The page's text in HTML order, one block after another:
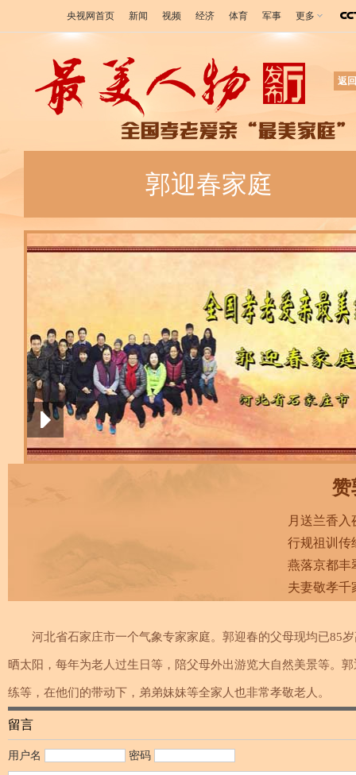
央视网首页 新闻 视频 经济 体育 军事 更多
返
郭迎春家庭
赞
月送兰香
行规祖训传
燕落京都丰
夫妻敬孝千
河北省石家庄市一个气象专家家庭。郭迎春的父母现均已85
晒太阳，每年为老人过生日等，陪父母外出游览大自然美景等。
练等，在他们的带动下，弟弟妹妹等全家人也非常孝敬老人。
留言
用户名 密码